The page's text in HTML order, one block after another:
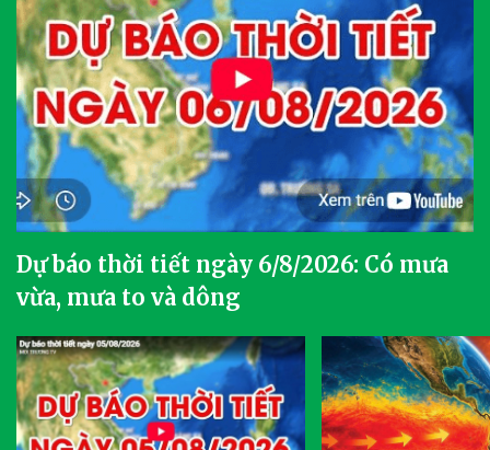
Dự báo thời tiết ngày 6/8/2026: Có mưa
vừa, mưa to và dông